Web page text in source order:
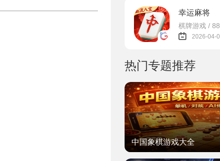
幸运麻将
棋牌游戏 /
2026-04-
热门专题推荐
中国象棋游戏大全